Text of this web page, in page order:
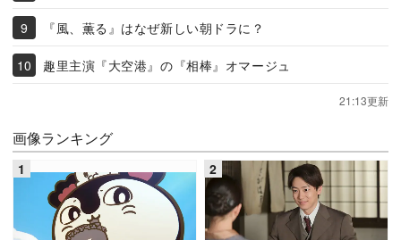
『風、薫る』はなぜ新しい朝ドラに？
趣里主演『大空港』の『相棒』オマージュ
21:13更新
画像ランキング